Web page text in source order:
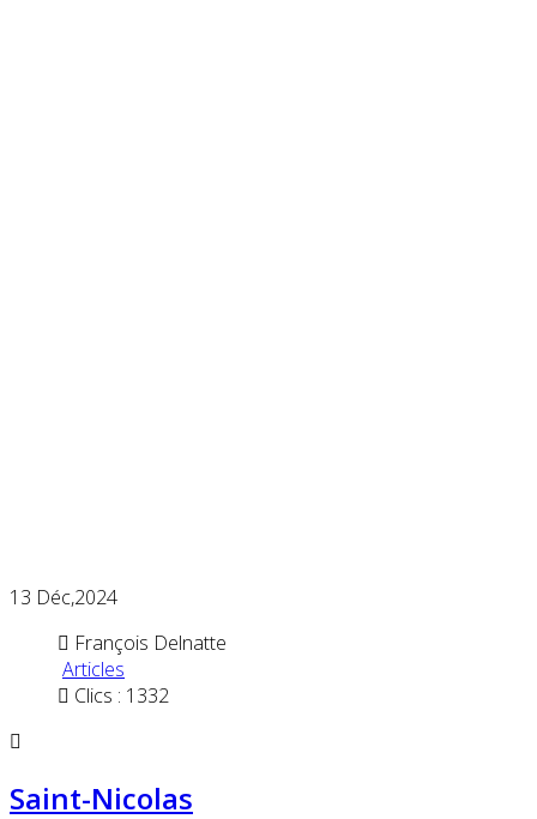
13 Déc,2024
François Delnatte
Articles
Clics : 1332
Saint-Nicolas